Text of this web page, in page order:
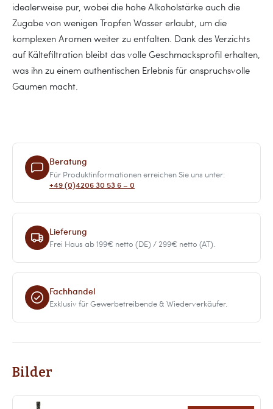
idealerweise pur, wobei die hohe Alkoholstärke auch die
Zugabe von wenigen Tropfen Wasser erlaubt, um die
komplexen Aromen weiter zu entfalten. Dank des Verzichts
auf Kältefiltration bleibt das volle Geschmacksprofil erhalten,
was ihn zu einem authentischen Erlebnis für anspruchsvolle
Gaumen macht.
Beratung
Für Produktinformationen erreichen Sie uns unter:
+49 (0)4206 30 53 6 – 0
Lieferung
Frei Haus ab 199€ netto (DE) / 299€ netto (AT).
Fachhandel
Exklusiv für Gewerbetreibende & Wiederverkäufer.
Bilder